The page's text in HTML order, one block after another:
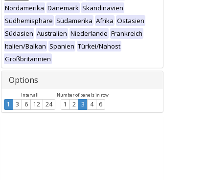
Nordamerika Dänemark Skandinavien
Südhemisphäre Südamerika Afrika Ostasien
Südasien Australien Niederlande Frankreich
Italien/Balkan Spanien Türkei/Nahost
Großbritannien
Options
Intervall
1 3 6 12 24
Number of panels in row
1 2 3 4 6